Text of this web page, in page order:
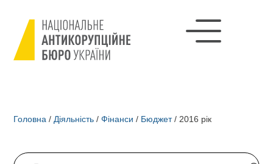
Головна / Діяльність / Фінанси / Бюджет / 2016 рік